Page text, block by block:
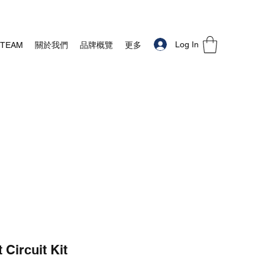
Log In
關於我們 品牌概覽 更多
Circuit Kit